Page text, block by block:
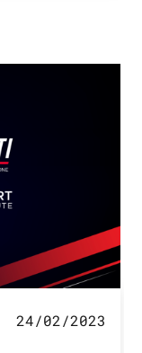
24/02/2023